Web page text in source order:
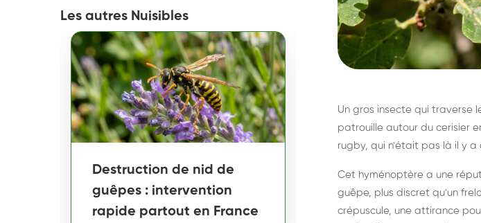
Les autres Nuisibles
Destruction de nid de
guêpes : intervention
rapide partout en France
Destruction de nid
frelons asiatiques :
intervention
Un gros insecte qui traverse
patrouille autour du cerisier
rugby, qui n'était pas là il y a
Cet hyménoptère a une
guêpe, plus discret qu'un
crépuscule, une attirance